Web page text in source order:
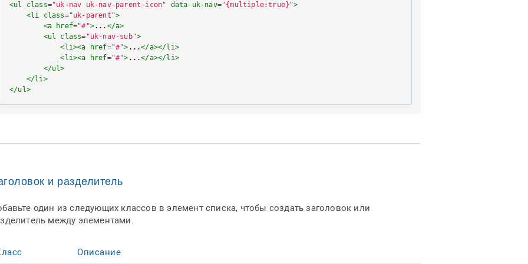
<ul class="uk-nav uk-nav-parent-icon" data-uk-nav="{multiple:true}">
<li class="uk-parent">
<a href="#">... </a>
<ul class= "uk-nav-sub">
< li><a href="#"> ...</a></li>
< li><a href="#"> ...</a></li>
</ul>
</li>
</ul>
и разделитель
один из следующих классов в элемент списка, чтобы создать заголовок или
между элементами.
Описание